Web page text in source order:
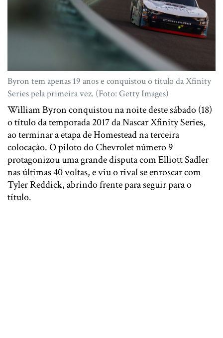
Byron tem apenas 19 anos e conquistou o título da Xfinity
Series pela primeira vez. (Foto: Getty Images)
William Byron conquistou na noite deste sábado (18)
o título da temporada 2017 da Nascar Xfinity Series,
ao terminar a etapa de Homestead na terceira
colocação. O piloto do Chevrolet número 9
protagonizou uma grande disputa com Elliott Sadler
nas últimas 40 voltas, e viu o rival se enroscar com
Tyler Reddick, abrindo frente para seguir para o
título.